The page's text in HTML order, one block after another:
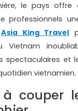
le pays offre
professionnels
Asia King Travel
Vietnam
spectaculaires et
vietnamien.
à couper